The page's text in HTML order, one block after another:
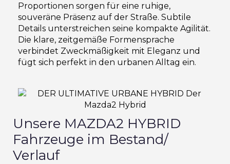
Proportionen sorgen für eine ruhige,
souveräne Präsenz auf der Straße. Subtile
Details unterstreichen seine kompakte Agilität.
Die klare, zeitgemäße Formensprache
verbindet Zweckmäßigkeit mit Eleganz und
fügt sich perfekt in den urbanen Alltag ein.
Unsere MAZDA2 HYBRID
Fahrzeuge im Bestand/
Verlauf